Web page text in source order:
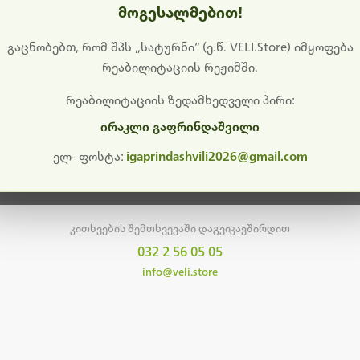
გიხდით შეფერხებისთვის. ამჟამად მიმდინარეობს
განახლება და ტექნიკური სამუშაოები.
მალე ისევ ხელმისაწვდომი იქნება. გმადლობთ მოთმინებისთვის!
მთავარ გვერდზე დაბრუნება
კითხვების შემთხვევაში დაგვიკავშირდით
032 2 56 05 05
info@veli.store
მოგესალმებით!
გაცნობებთ, რომ შპს „სატურნი“ (ე.წ. VELI.Store) იმყოფება
რეაბილიტაციის რეჟიმში.
რეაბილიტაციის ზედამხედველი პირი:
ირაკლი გაფრინდაშვილი
ელ- ფოსტა: igaprindashvili2026@gmail.com